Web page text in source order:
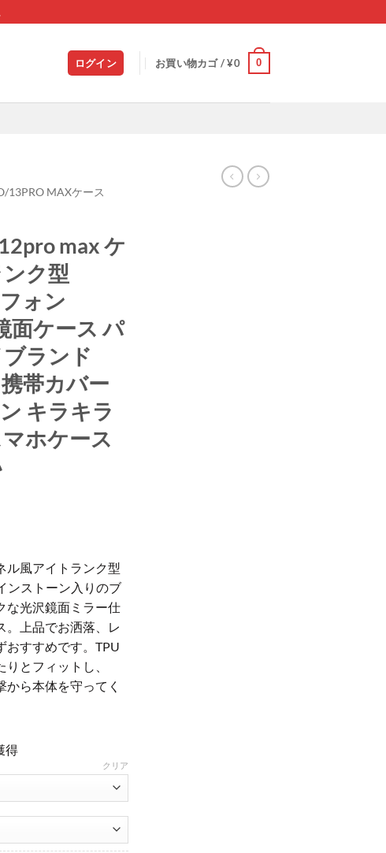
ログイン お買い物カゴ /¥0 0
13PRO MAXケース
max ケ
ク型
ォン
面ケース パ
ランド
帯カバー
キラキラ
ホケース
ル風アイトランク型
ンストーン入りのブ
な光沢鏡面ミラー仕
。上品でお洒落、レ
おすすめです。TPU
とフィットし、
ら本体を守ってく
得
クリア